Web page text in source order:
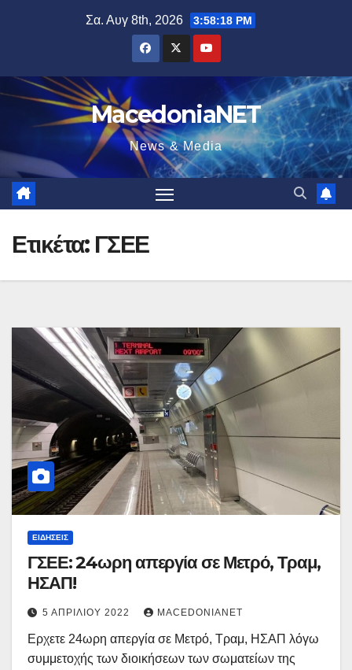
Σα. Αυγ 8th, 2026 3:58:19 PM
MacedoniaNET
News & Media
Ετικέτα: ΓΣΕΕ
ΕΙΔΉΣΕΙΣ
ΓΣΕΕ: 24ωρη απεργία σε Μετρό, Τραμ,
ΗΣΑΠ!
5 ΑΠΡΙΛΊΟΥ 2022 MACEDONIANET
Ερχετε 24ωρη απεργία σε Μετρό, Τραμ, ΗΣΑΠ λόγω
συμμετοχής των διοικήσεων των σωματείων της